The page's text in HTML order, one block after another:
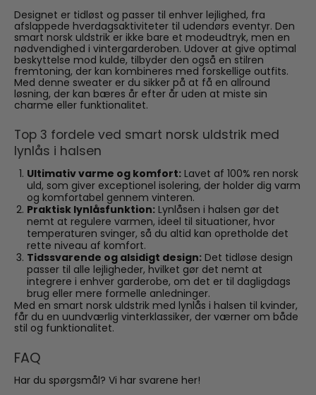
Designet er tidløst og passer til enhver lejlighed, fra
afslappede hverdagsaktiviteter til udendørs eventyr. Den
smart norsk uldstrik er ikke bare et modeudtryk, men en
nødvendighed i vintergarderoben. Udover at give optimal
beskyttelse mod kulde, tilbyder den også en stilren
fremtoning, der kan kombineres med forskellige outfits.
Med denne sweater er du sikker på at få en allround
løsning, der kan bæres år efter år uden at miste sin
charme eller funktionalitet.
Top 3 fordele ved smart norsk uldstrik med
lynlås i halsen
Ultimativ varme og komfort:Lavet af 100% ren norsk
uld, som giver exceptionel isolering, der holder dig varm
og komfortabel gennem vinteren.
Praktisk lynlåsfunktion:Lynlåsen i halsen gør det
nemt at regulere varmen, ideel til situationer, hvor
temperaturen svinger, så du altid kan opretholde det
rette niveau af komfort.
Tidssvarende og alsidigt design:Det tidløse design
passer til alle lejligheder, hvilket gør det nemt at
integrere i enhver garderobe, om det er til dagligdags
brug eller mere formelle anledninger.
Med en smart norsk uldstrik med lynlås i halsen til kvinder,
får du en uundværlig vinterklassiker, der værner om både
stil og funktionalitet.
FAQ
Har du spørgsmål? Vi har svarene her!